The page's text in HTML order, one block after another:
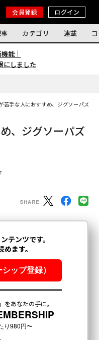
会員登録 ログイン
カテゴリ 連載
能｜
にしました
苦手な人におすすめ、ジグソーパズル
、ジグソーパズ